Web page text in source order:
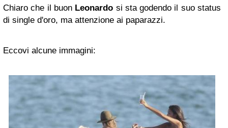
Chiaro che il buon Leonardo si sta godendo il suo status
di single d'oro, ma attenzione ai paparazzi.
Eccovi alcune immagini: